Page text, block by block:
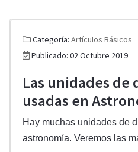
Categoría: Artículos Básicos
Publicado: 02 Octubre 2019
Las unidades de
usadas en
Hay muchas unidades de
astronomía. Veremos las